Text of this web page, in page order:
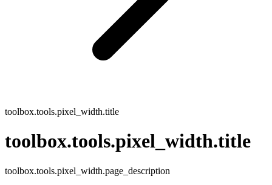
toolbox.tools.pixel_width.title
toolbox.tools.pixel_width.title
toolbox.tools.pixel_width.page_description